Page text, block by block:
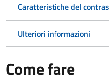
Caratteristiche del
Ulteriori informazioni
Come fare